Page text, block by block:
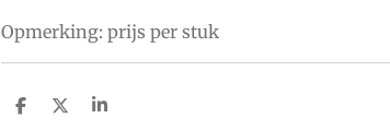
Opmerking: prijs per stuk
D
D
S